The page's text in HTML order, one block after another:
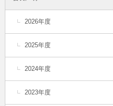
2026年度
2025年度
2024年度
2023年度